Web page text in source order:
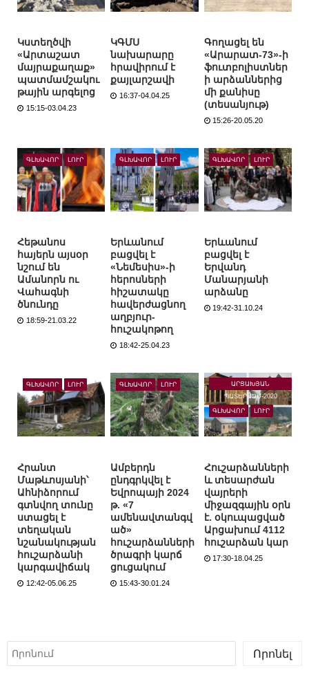
Կստեղծվի
«Արտաշատ
մայրաքաղաք»
պատմամշակու
թային արգելոց
15:15-03.04.23
ԿԳՄՍ
նախարարը
հրավիրում է
քայլարշավի
16:37-04.04.25
Գողացել են
«Արարատ-73»-ի
ֆուտբոլիստներ
ի արձաններից
մի քանիսը
(տեսանյութ)
15:26-20.05.20
ԳԼԽԱՎՈՐ ԼՈՒՐ
Հեթանոս
հայերն այսօր
նշում են
Ամանորն ու
Վահագնի
ծնունդը
18:59-21.03.22
ԳԼԽԱՎՈՐ ԼՈՒՐ
Երևանում
բացվել է
«Նեմեսիս»-ի
հերոսների
հիշատակը
հավերժացնող
աղբյուր-
հուշակոթող
18:42-25.04.23
ԳԼԽԱՎՈՐ ԼՈՒՐ
Երևանում
բացվել է
Երվանդ
Մանարյանի
արձանը
19:42-31.10.24
ԳԼԽԱՎՈՐ ԼՈՒՐ
Հրանտ
Մաթևոսյանի՝
Ահնիձորում
գտնվող տունը
ստացել է
տեղական
նշանակության
հուշարձանի
կարգավիճակ
12:42-05.06.25
ԳԼԽԱՎՈՐ ԼՈՒՐ
Ամբերդն
ընդգրկվել է
Եվրոպայի 2024
թ. «7
ամենավտանգվ
ած»
հուշարձանների
ծրագրի կարճ
ցուցակում
15:43-30.01.24
ԱՐՑԱԽՅԱՆ
ՊԱՏԵՐԱԶՄ-2020
ԳԼԽԱՎՈՐ ԼՈՒՐ
Հուշարձանների
և տեսարժան
վայրերի
միջազգային օրն
է. օկուպացված
Արցախում 4112
հուշարձան կար
17:30-18.04.25
Որոնել
Որոնել